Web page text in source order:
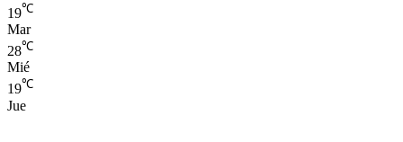
19℃
Mar
28℃
Mié
19℃
Jue